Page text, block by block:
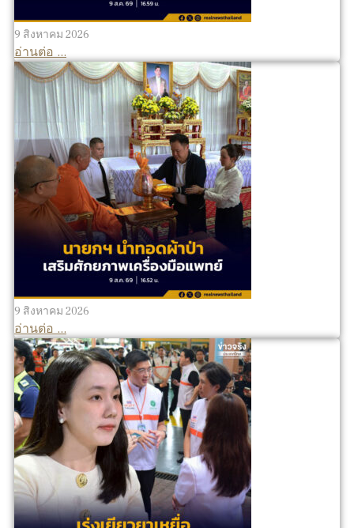
9 สิงหาคม 2026
อ่านต่อ ...
9 สิงหาคม 2026
อ่านต่อ ...